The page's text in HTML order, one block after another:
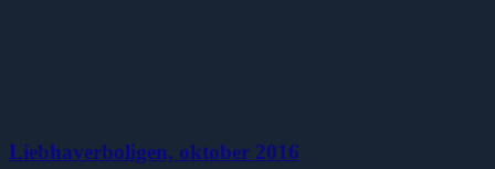
Liebhaverboligen, oktober 2016